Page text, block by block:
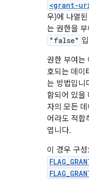
<grant-
우)에 나열
는 권한을
"false"
권한 부여는
호되는 데이
는 방법입니
함되어 있을
자의 모든
어라도 적합
엽니다.
이 경우 구